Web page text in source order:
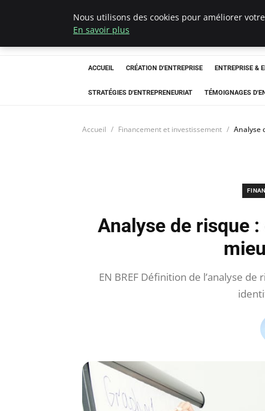
LECFCM
ACCUEIL CRÉATION D'ENTREPRISE ENTREPRISE &
STRATÉGIES D'ENTREPRENEURIAT TÉMOIGNAGES
Accueil Financement et investissement Analyse
Analyse de risque
EN BREF Définition de l’analyse
Nous utilisons des cookies pour améliorer
En savoir plus